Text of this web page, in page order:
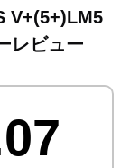
V+(5+)LM5
レビュー